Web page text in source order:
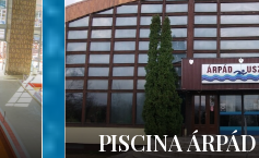
PISCINA ÁRPÁD